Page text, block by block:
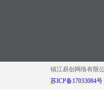
镇江易创网络有限
苏ICP备17033084号